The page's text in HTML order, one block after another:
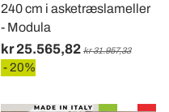
240 cm i asketræslameller
- Modula
kr 25.565,82 kr 31.957,33
- 20%